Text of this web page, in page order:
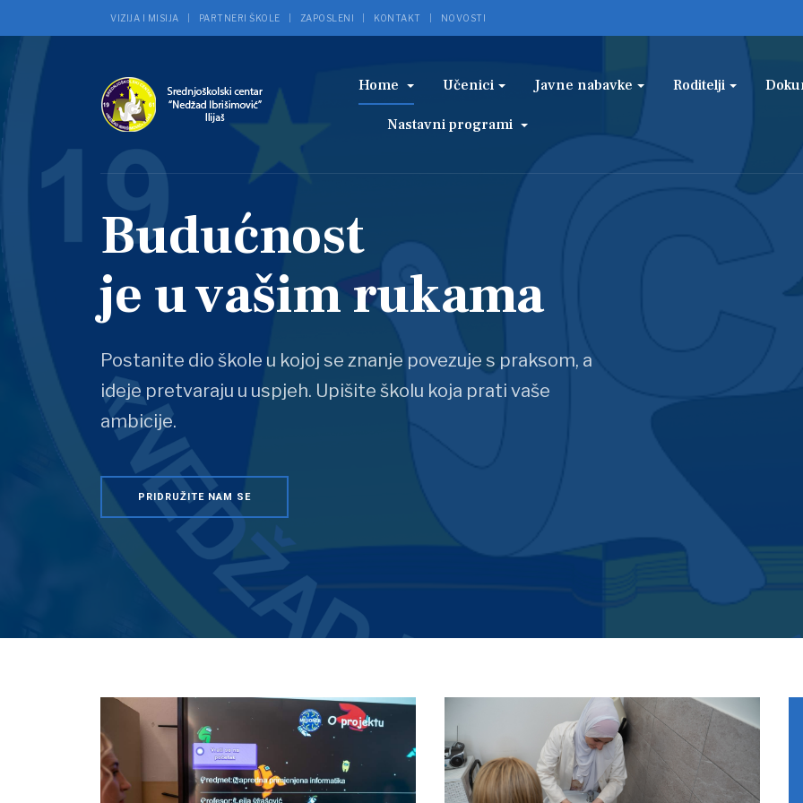
VIZIJA I MISIJA PARTNERI ŠKOLE ZAPOSLENI KONTAKT NOVOSTI
Home Učenici Javne nabavke Roditelji
Nastavni programi
Budućnost
je u vašim rukama
Postanite dio škole u kojoj se znanje povezuje s praksom, a
ideje pretvaraju u uspjeh. Upišite školu koja prati vaše
ambicije.
PRIDRUŽITE NAM SE